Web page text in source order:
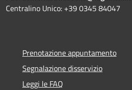
Centralino Unico: +39 0345 84047
Prenotazione appuntamento
Segnalazione disservizio
Leggi le FAQ